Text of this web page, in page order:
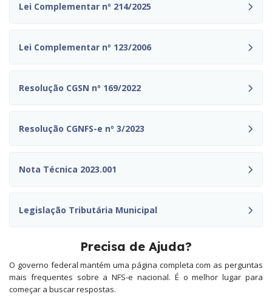
Lei Complementar nº 214/2025
Lei Complementar nº 123/2006
Resolução CGSN nº 169/2022
Resolução CGNFS-e nº 3/2023
Nota Técnica 2023.001
Legislação Tributária Municipal
Precisa de Ajuda?
O governo federal mantém uma página completa com as perguntas
mais frequentes sobre a NFS-e nacional. É o melhor lugar para
começar a buscar respostas.